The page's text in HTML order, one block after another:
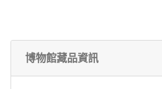
博物館藏品資訊